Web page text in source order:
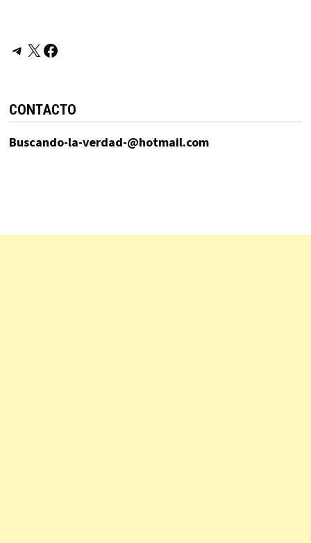
Telegram
X Facebook
CONTACTO
Buscando-la-verdad-@hotmail.com